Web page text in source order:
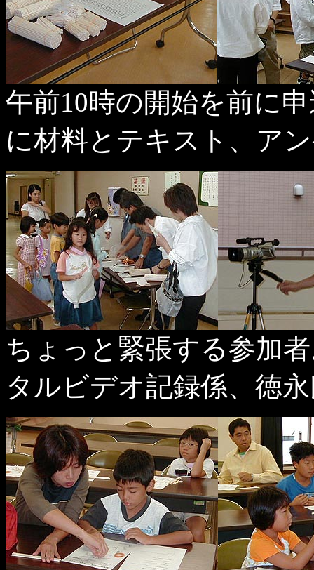
午前10時の開始を前に
に材料とテキスト、ア
ちょっと緊張する参加
タルビデオ記録係、徳